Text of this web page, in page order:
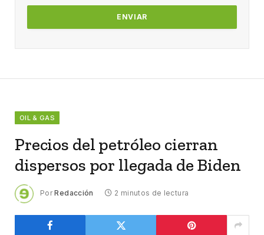
OIL & GAS
Precios del petróleo cierran
dispersos por llegada de Biden
Por Redacción 2 minutos de lectura